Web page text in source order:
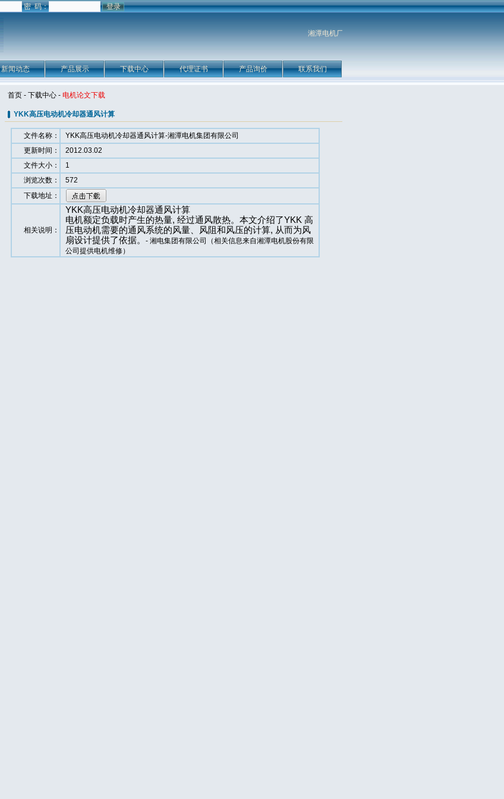
密 码：
湘潭电机厂专业生产高压电机、高压电动机、y系列三相异步
新闻动态 产品展示 下载中心 代理证书 产品询价
联系我们
首页 - 下载中心 - 电机论文下载
YKK高压电动机冷却器通风计算
文件名称： YKK高压电动机冷却器通风计算-湘潭电机集团有限公司
更新时间：
2012.03.02
文件大小：
1
浏览次数：
572
下载地址：
相关说明：
YKK高压电动机冷却器通风计算
电机额定负载时产生的热量, 经过通风散热。本文介绍了YKK 高
压电动机需要的通风系统的风量、风阻和风压的计算, 从而为风
扇设计提供了依据。
- 湘电集团有限公司 （相关信息来自湘潭电机股份有限
公司 提供电机维修）